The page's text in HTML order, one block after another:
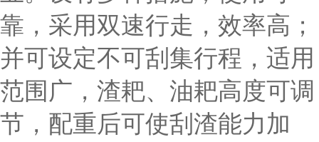
靠，采用双速行走，效率高；
并可设定不可刮集行程，适用
范围广，渣耙、油耙高度可调
节，配重后可使刮渣能力加